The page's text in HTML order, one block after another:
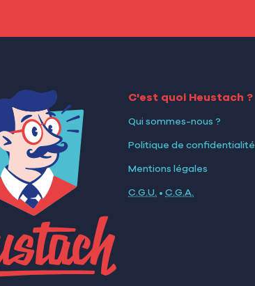
C'est quoi Heustach ?
Qui sommes-nous ?
Politique de confidentialité
Mentions légales
C.G.U. •C.G.A.